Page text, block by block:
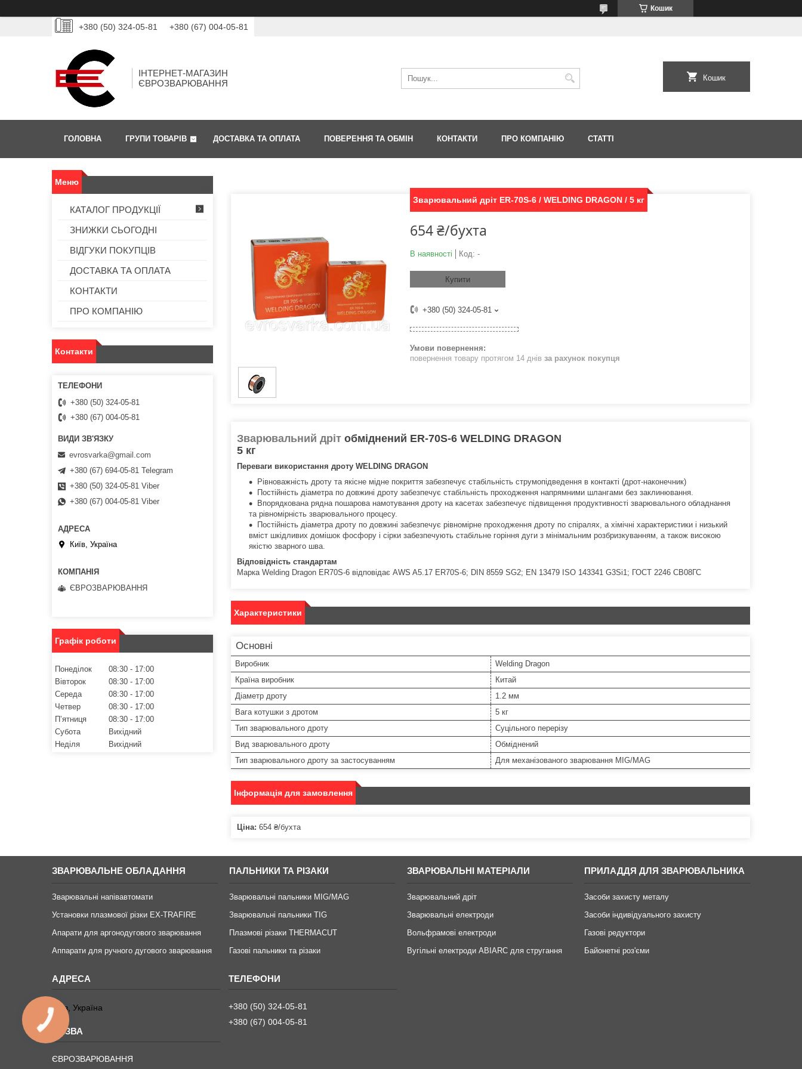
Кошик
+380 (50) 324-05-81 +380 (67) 004-05-81
ІНТЕРНЕТ-МАГАЗИН
ЄВРОЗВАРЮВАННЯ
Кошик
ГОЛОВНА ГРУПИ ТОВАРІВ ДОСТАВКА ТА ОПЛАТА ПОВЕРЕННЯ ТА ОБМІН КОНТАКТИ ПРО КОМПАНІЮ СТАТТІ
Зварювальний дріт ER-70S-6 / WELDING DRAGON / 5 кг
654 ₴/бухта
В наявності Код: -
Купити
+380 (50) 324-05-81
повернення товару протягом 14 днів за рахунок покупця
Зварювальний дріт обміднений ER-70S-6 WELDING DRAGON
5 кг
Переваги використання дроту WELDING DRAGON
Рівноважність дроту та якісне мідне покриття забезпечує стабільність струмопідведення в контакті (дрот-наконечник)
Постійність діаметра по довжині дроту забезпечує стабільність проходження напрямними шлангами без заклинювання.
Впорядкована рядна пошарова намотування дроту на касетах забезпечує підвищення продуктивності зварювального обладнання
та рівномірність зварювального процесу.
Постійність діаметра дроту по довжині забезпечує рівномірне проходження дроту по спіралях, а хімічні характеристики і низький
вміст шкідливих домішок фосфору і сірки забезпечують стабільне горіння дуги з мінімальним розбризкуванням, а також високою
якістю зварного шва.
Відповідність стандартам
Марка Welding Dragon ER70S-6 відповідає AWS A5.17 ER70S-6; DIN 8559 SG2; EN 13479 ISO 143341 G3Si1; ГОСТ 2246 СВ08ГС
Характеристики
Основні
Виробник
Welding Dragon
Країна виробник
Китай
Діаметр дроту
1.2 мм
Вага котушки з дротом
5 кг
Тип зварювального дроту
Суцільного перерізу
Вид зварювального дроту
Обміднений
Тип зварювального дроту за застосуванням
Для механізованого зварювання MIG/MAG
Інформація для замовлення
Ціна: 654 ₴/бухта
КАТАЛОГ ПРОДУКЦІЇ
ЗНИЖКИ СЬОГОДНІ
ВІДГУКИ ПОКУПЦІВ
ДОСТАВКА ТА ОПЛАТА
КОНТАКТИ
ПРО КОМПАНІЮ
Контакти
+380 (50) 324-05-81
+380 (67) 004-05-81
evrosvarka@gmail.com
+380 (67) 694-05-81 Telegram
+380 (50) 324-05-81 Viber
+380 (67) 004-05-81 Viber
Київ, Україна
ЄВРОЗВАРЮВАННЯ
Графік роботи
Понеділок 08:30
17:00
Вівторок
08:30
17:00
Середа
08:30
17:00
Четвер
08:30
17:00
Пʼятниця
08:30
17:00
Субота
Вихідний
Неділя
Вихідний
ЗВАРЮВАЛЬНЕ ОБЛАДАННЯ
Зварювальні напівавтомати
Установки плазмової різки EX-TRAFIRE
Апарати для аргонодугового зварювання
Аппарати для ручного дугового зварювання
ПАЛЬНИКИ ТА РІЗАКИ
Зварювальні пальники MIG/MAG
Зварювальні пальники TIG
Плазмові різаки THERMACUT
Газові пальники та різаки
ЗВАРЮВАЛЬНІ МАТЕРІАЛИ
Зварювальний дріт
Зварювальні електроди
Вольфрамові електроди
Вугільні електроди ABIARC для стругання
ПРИЛАДДЯ ДЛЯ ЗВАРЮВАЛЬНИКА
Засоби захисту металу
Засоби індивідуального захисту
Газові редуктори
Байонетні роз'єми
Київ, Україна
ЄВРОЗВАРЮВАННЯ
+380 (50) 324-05-81
+380 (67) 004-05-81
КНОПКА
ЗВ'ЯЗКУ